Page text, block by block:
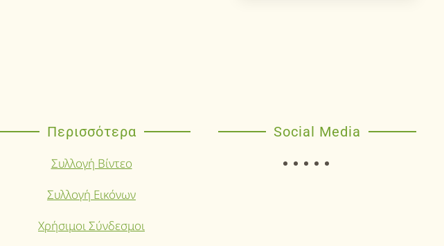
Περισσότερα
Συλλογή Βίντεο
Συλλογή Εικόνων
Χρήσιμοι Σύνδεσμοι
Social Media